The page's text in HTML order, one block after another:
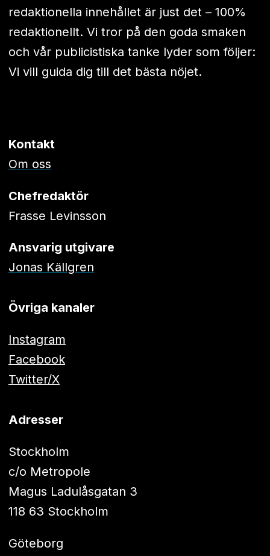
redaktionella innehållet är just det – 100%
redaktionellt. Vi tror på den goda smaken
och vår publicistiska tanke lyder som följer:
Vi vill guida dig till det bästa nöjet.
Kontakt
Om oss
Chefredaktör
Frasse Levinsson
Ansvarig utgivare
Jonas Källgren
Övriga kanaler
Instagram
Facebook
Twitter/X
Adresser
Stockholm
c/o Metropole
Magus Ladulåsgatan 3
118 63 Stockholm
Göteborg